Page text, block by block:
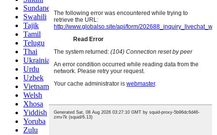
Sundanese
Swahili
Tajik
Tamil
Telugu
Thai
Ukrainian
Urdu
Uzbek
Vietnamese
Welsh
Xhosa
Yiddish
Yoruba
Zulu